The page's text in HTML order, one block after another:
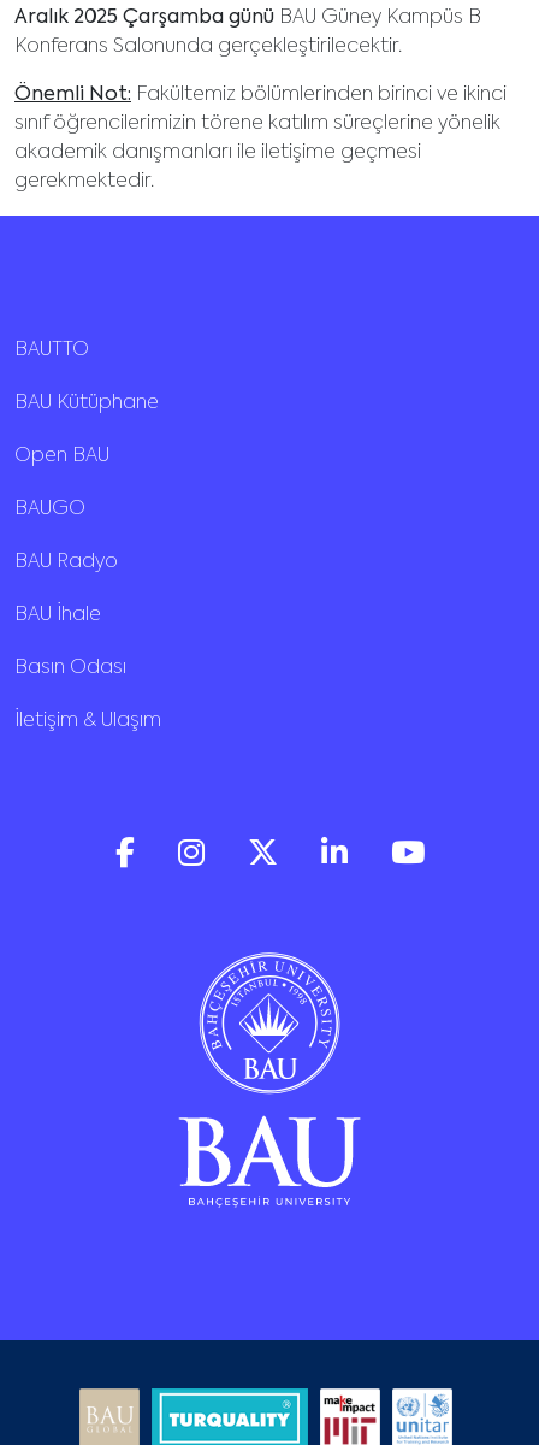
Aralık 2025 Çarşamba günü BAU Güney Kampüs B
Konferans Salonunda gerçekleştirilecektir.
Önemli Not: Fakültemiz bölümlerinden birinci ve ikinci
sınıf öğrencilerimizin törene katılım süreçlerine yönelik
akademik danışmanları ile iletişime geçmesi
gerekmektedir.
BAUTTO
BAU Kütüphane
Open BAU
BAUGO
BAU Radyo
BAU İhale
Basın Odası
İletişim & Ulaşım